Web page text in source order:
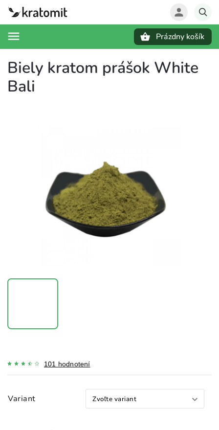
Prázdny košík
Biely kratom prášok White
Bali
101 hodnotení
Variant